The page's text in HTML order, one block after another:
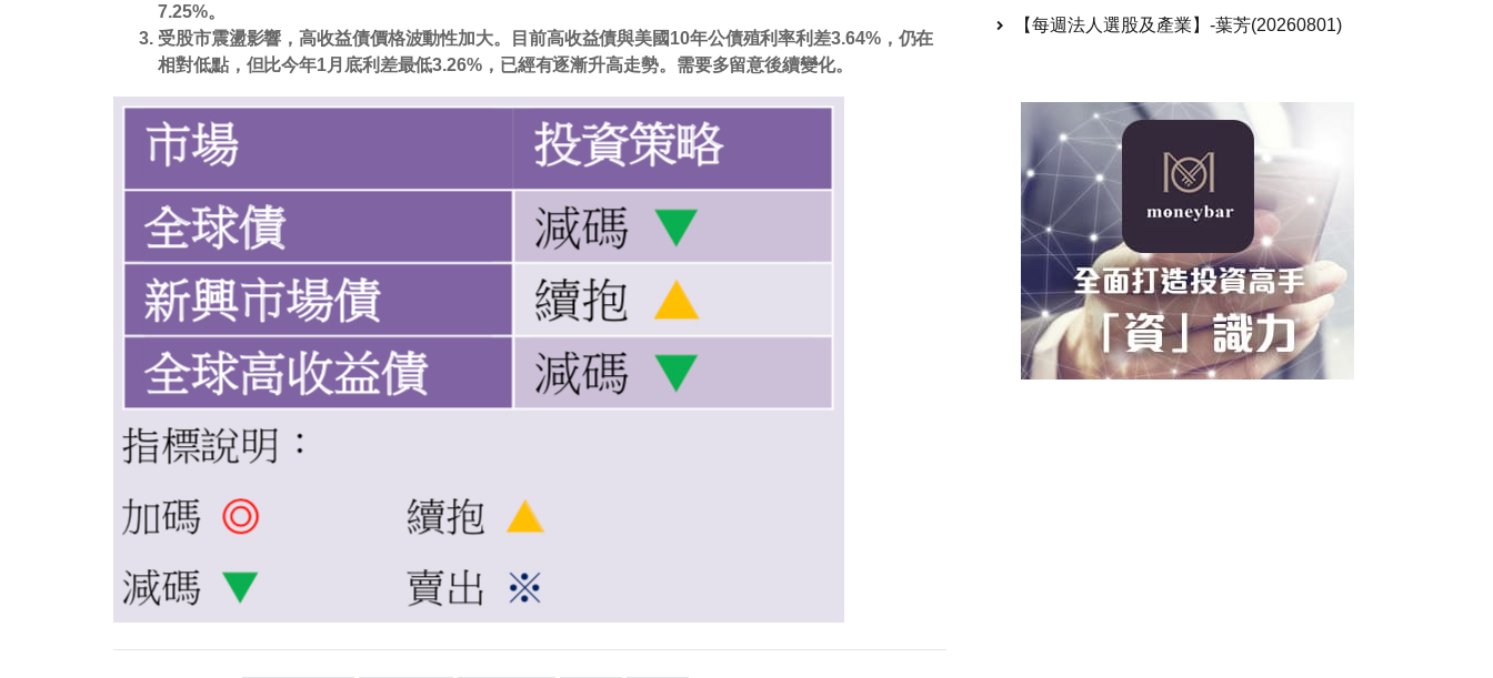
7.25%。
受股市震盪影響，高收益債價格波動性加大。目前高收益債與美國10年公債殖利率利差3.64%，仍在
相對低點，但比今年1月底利差最低3.26%，已經有逐漸升高走勢。需要多留意後續變化。
【每週法人選股及產業】-葉芳(20260801)